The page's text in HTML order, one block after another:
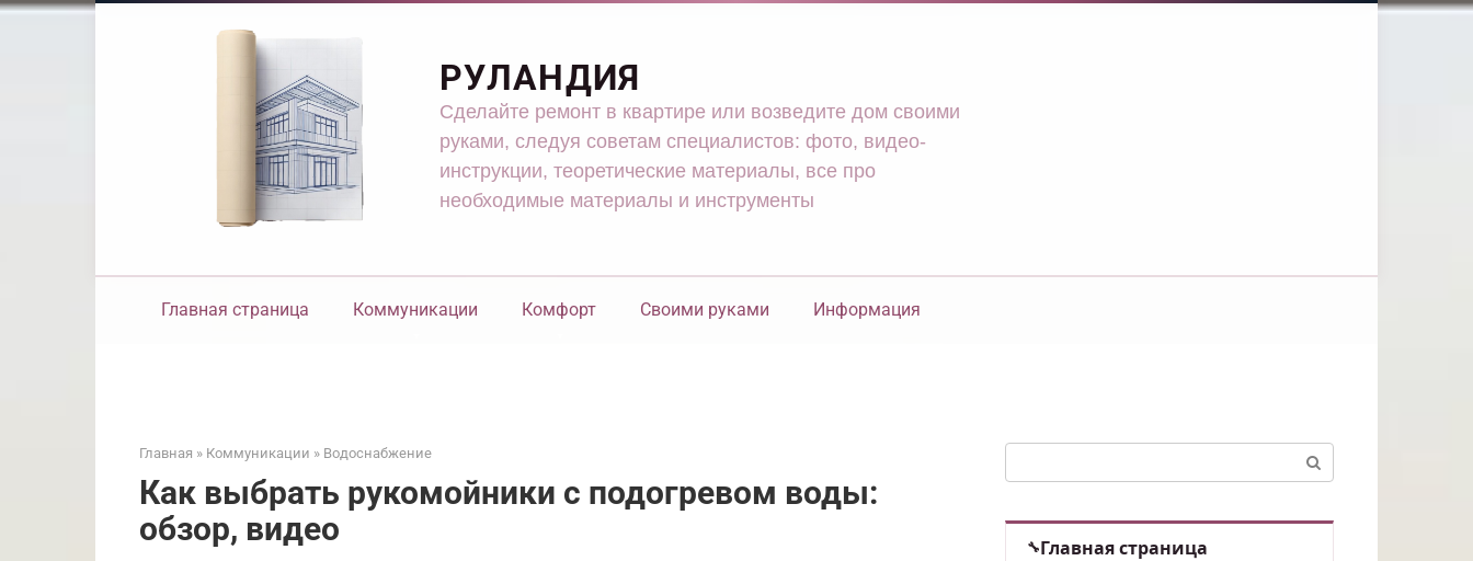
Перейти
РУЛАНДИЯ
Сделайте ремонт в квартире или возведите дом своими
руками, следуя советам специалистов: фото, видео-
инструкции, теоретические материалы, все про
необходимые материалы и инструменты
Главная страница Коммуникации Комфорт Своими руками Информация
Главная » Коммуникации » Водоснабжение
Как выбрать рукомойники с подогревом воды:
обзор, видео
Главная страница